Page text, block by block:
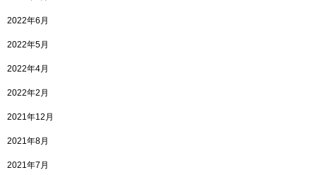
2022年6月
2022年5月
2022年4月
2022年2月
2021年12月
2021年8月
2021年7月